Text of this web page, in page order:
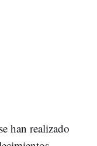
han realizado